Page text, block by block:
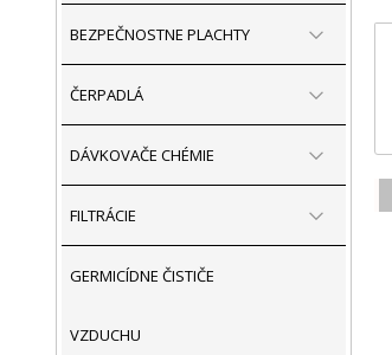
BEZPEČNOSTNE PLACHTY
ČERPADLÁ
DÁVKOVAČE CHÉMIE
FILTRÁCIE
GERMICÍDNE ČISTIČE
VZDUCHU